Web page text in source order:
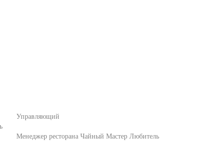
Управляющий
Менеджер ресторана Чайный Мастер Любитель